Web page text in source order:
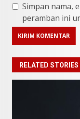
Simpan nama,
peramban ini
RELATED STORIES